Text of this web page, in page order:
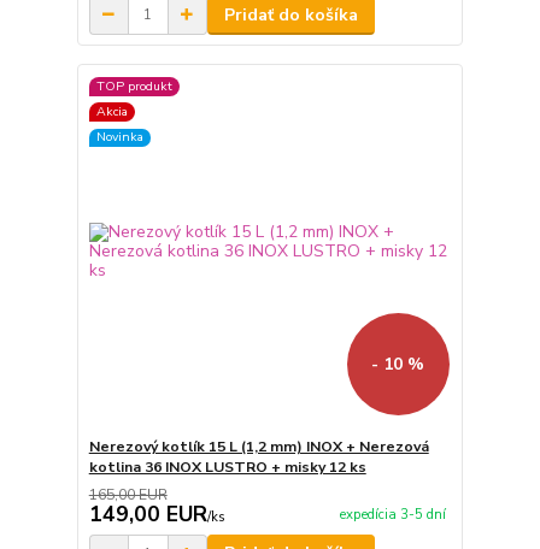
Pridať do košíka
TOP produkt
Akcia
Novinka
- 10 %
Nerezový kotlík 15 L (1,2 mm) INOX + Nerezová
kotlina 36 INOX LUSTRO + misky 12 ks
165,00 EUR
149,00 EUR/ks expedícia 3-5 dní